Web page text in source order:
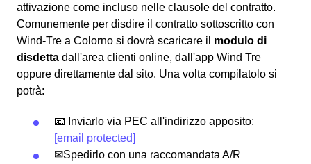
attivazione come incluso nelle clausole del contratto.
Comunemente per disdire il contratto sottoscritto con
Wind-Tre a Colorno si dovrà scaricare il modulo di
disdetta dall'area clienti online, dall'app Wind Tre
oppure direttamente dal sito. Una volta compilatolo si
potrà:
📧 Inviarlo via PEC all'indirizzo apposito:
[email protected]
✉Spedirlo con una raccomandata A/R